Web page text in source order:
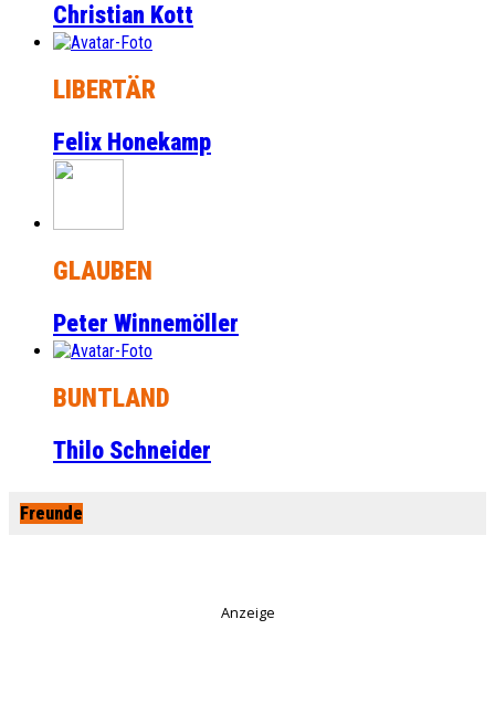
Christian Kott
LIBERTÄR
Felix Honekamp
GLAUBEN
Peter Winnemöller
BUNTLAND
Thilo Schneider
Freunde
Anzeige